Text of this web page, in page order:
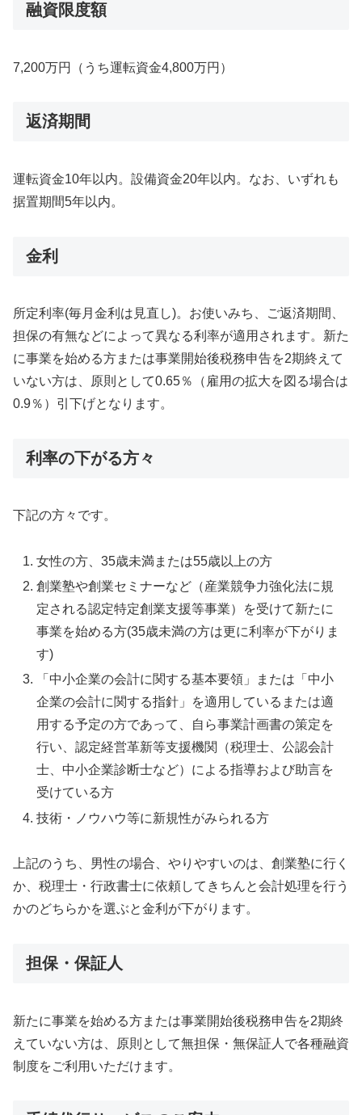
融資限度額
7,200万円（うち運転資金4,800万円）
返済期間
運転資金10年以内。設備資金20年以内。なお、いずれも
据置期間5年以内。
金利
所定利率(毎月金利は見直し)。お使いみち、ご返済期間、
担保の有無などによって異なる利率が適用されます。新た
に事業を始める方または事業開始後税務申告を2期終えて
いない方は、原則として0.65％（雇用の拡大を図る場合は
0.9％）引下げとなります。
利率の下がる方々
下記の方々です。
女性の方、35歳未満または55歳以上の方
創業塾や創業セミナーなど（産業競争力強化法に規
定される認定特定創業支援等事業）を受けて新たに
事業を始める方(35歳未満の方は更に利率が下がりま
す)
「中小企業の会計に関する基本要領」または「中小
企業の会計に関する指針」を適用しているまたは適
用する予定の方であって、自ら事業計画書の策定を
行い、認定経営革新等支援機関（税理士、公認会計
士、中小企業診断士など）による指導および助言を
受けている方
技術・ノウハウ等に新規性がみられる方
上記のうち、男性の場合、やりやすいのは、創業塾に行く
か、税理士・行政書士に依頼してきちんと会計処理を行う
かのどちらかを選ぶと金利が下がります。
担保・保証人
新たに事業を始める方または事業開始後税務申告を2期終
えていない方は、原則として無担保・無保証人で各種融資
制度をご利用いただけます。